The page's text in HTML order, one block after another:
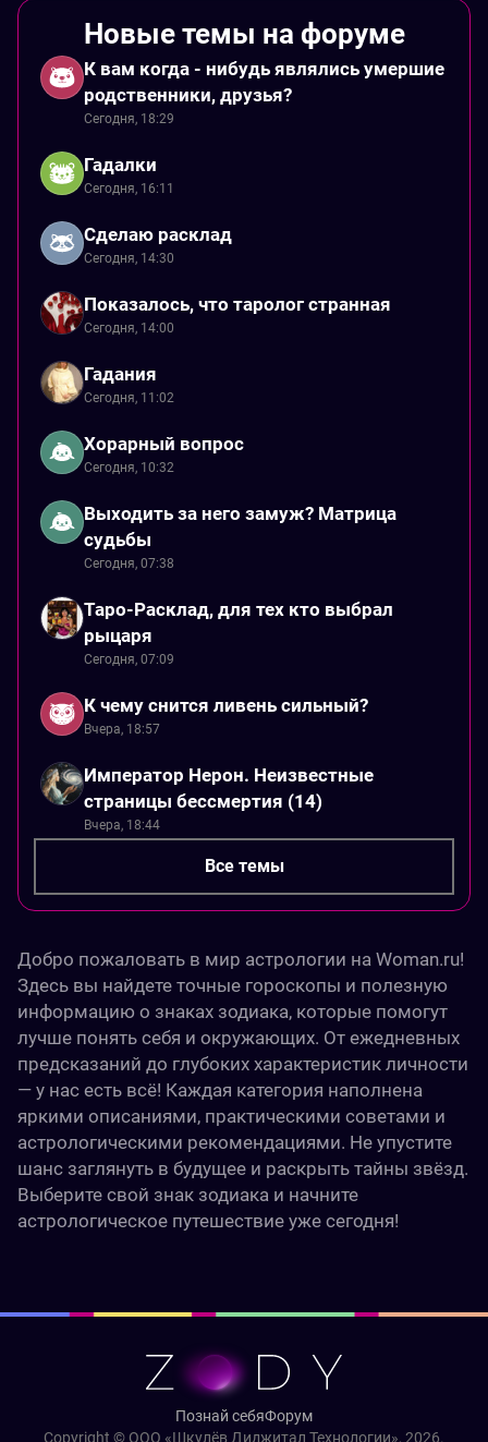
Новые темы на форуме
К вам когда - нибудь являлись умершие
родственники, друзья?
Сегодня, 18:29
Гадалки
Сегодня, 16:11
Сделаю расклад
Сегодня, 14:30
Показалось, что таролог странная
Сегодня, 14:00
Гадания
Сегодня, 11:02
Хорарный вопрос
Сегодня, 10:32
Выходить за него замуж? Матрица
судьбы
Сегодня, 07:38
Таро-Расклад, для тех кто выбрал
рыцаря
Сегодня, 07:09
К чему снится ливень сильный?
Вчера, 18:57
Император Нерон. Неизвестные
страницы бессмертия (14)
Вчера, 18:44
Все темы
Добро пожаловать в мир астрологии на Woman.ru!
Здесь вы найдете точные гороскопы и полезную
информацию о знаках зодиака, которые помогут
лучше понять себя и окружающих. От ежедневных
предсказаний до глубоких характеристик личности
— у нас есть всё! Каждая категория наполнена
яркими описаниями, практическими советами и
астрологическими рекомендациями. Не упустите
шанс заглянуть в будущее и раскрыть тайны звёзд.
Выберите свой знак зодиака и начните
астрологическое путешествие уже сегодня!
Познай себяФорум
Copyright © ООО «Шкулёв Диджитал Технологии», 2026.